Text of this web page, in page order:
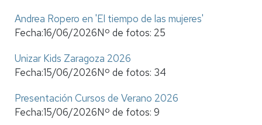
Andrea Ropero en 'El tiempo de las mujeres'
Fecha:16/06/2026Nº de fotos: 25
Unizar Kids Zaragoza 2026
Fecha:15/06/2026Nº de fotos: 34
Presentación Cursos de Verano 2026
Fecha:15/06/2026Nº de fotos: 9